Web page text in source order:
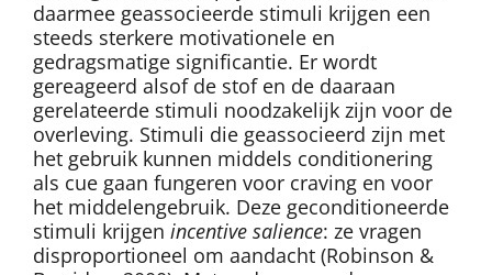
daarmee geassocieerde stimuli krijgen een
steeds sterkere motivationele en
gedragsmatige significantie. Er wordt
gereageerd alsof de stof en de daaraan
gerelateerde stimuli noodzakelijk zijn voor de
overleving. Stimuli die geassocieerd zijn met
het gebruik kunnen middels conditionering
als cue gaan fungeren voor craving en voor
het middelengebruik. Deze geconditioneerde
stimuli krijgen incentive salience: ze vragen
disproportioneel om aandacht (Robinson &